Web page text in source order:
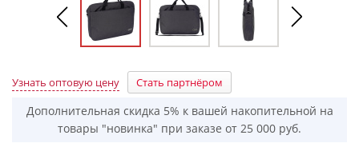
Узнать оптовую цену Стать партнёром
Дополнительная скидка 5% к вашей накопительной на
товары "новинка" при заказе от 25 000 руб.